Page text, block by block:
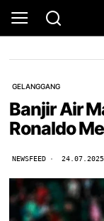
GELANGGANG
Banjir Air
Ronaldo
NEWSFEED 24.07.2025